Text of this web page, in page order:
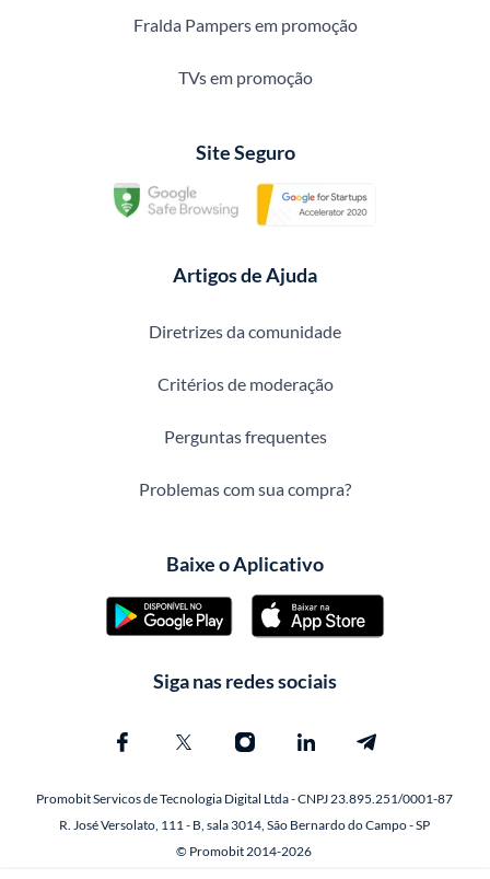
Fralda Pampers em promoção
TVs em promoção
Site Seguro
Artigos de Ajuda
Diretrizes da comunidade
Critérios de moderação
Perguntas frequentes
Problemas com sua compra?
Baixe o Aplicativo
Siga nas redes sociais
Promobit Servicos de Tecnologia Digital Ltda - CNPJ 23.895.251/0001-87
R. José Versolato, 111 - B, sala 3014, São Bernardo do Campo - SP
© Promobit 2014-2026